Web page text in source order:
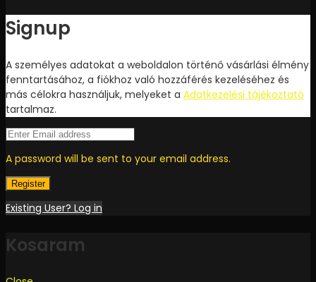
Signup
A személyes adatokat a weboldalon történő vásárlási élmény
fenntartásához, a fiókhoz való hozzáférés kezeléséhez és
más célokra használjuk, melyeket a Adatkezelési tájékoztató
tartalmaz.
A password will be sent to your email address.
Register
Existing User? Log in
Kosaram